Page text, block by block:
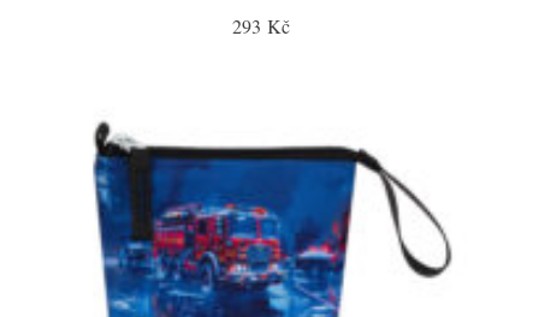
293 Kč